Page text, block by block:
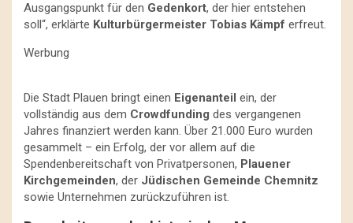
Ausgangspunkt für den Gedenkort, der hier entstehen
soll“, erklärte Kulturbürgermeister Tobias Kämpf erfreut.
Werbung
Die Stadt Plauen bringt einen Eigenanteil ein, der
vollständig aus dem Crowdfunding des vergangenen
Jahres finanziert werden kann. Über 21.000 Euro wurden
gesammelt – ein Erfolg, der vor allem auf die
Spendenbereitschaft von Privatpersonen, Plauener
Kirchgemeinden, der Jüdischen Gemeinde Chemnitz
sowie Unternehmen zurückzuführen ist.